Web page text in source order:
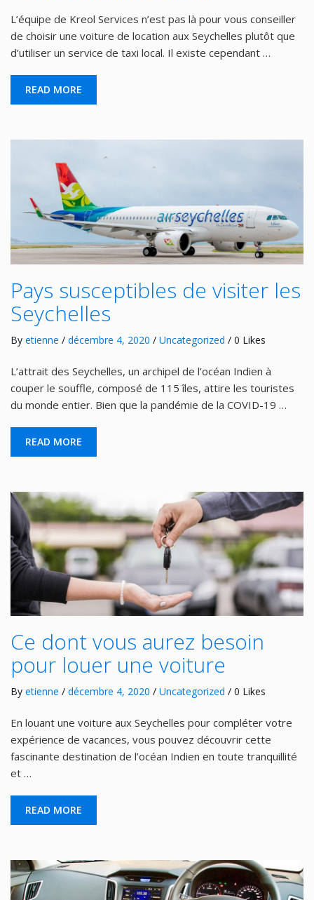
L’équipe de Kreol Services n’est pas là pour vous conseiller
de choisir une voiture de location aux Seychelles plutôt que
d’utiliser un service de taxi local. Il existe cependant …
READ MORE
Pays susceptibles de visiter les
Seychelles
By etienne / décembre 4, 2020 / Uncategorized / 0 Likes
L’attrait des Seychelles, un archipel de l’océan Indien à
couper le souffle, composé de 115 îles, attire les touristes
du monde entier. Bien que la pandémie de la COVID-19 …
READ MORE
Ce dont vous aurez besoin
pour louer une voiture
By etienne / décembre 4, 2020 / Uncategorized / 0 Likes
En louant une voiture aux Seychelles pour compléter votre
expérience de vacances, vous pouvez découvrir cette
fascinante destination de l’océan Indien en toute tranquillité
et …
READ MORE